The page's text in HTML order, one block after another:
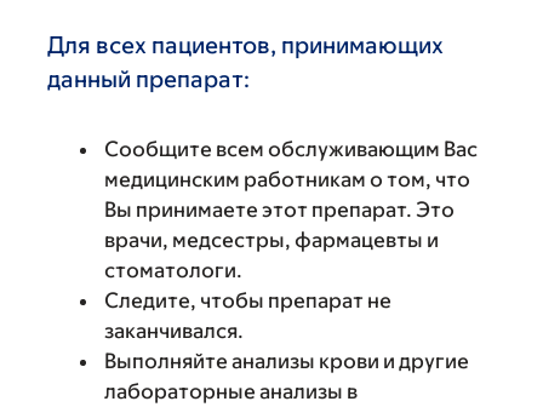
Для всех пациентов, принимающих
данный препарат:
Сообщите всем обслуживающим Вас
медицинским работникам о том, что
Вы принимаете этот препарат. Это
врачи, медсестры, фармацевты и
стоматологи.
Следите, чтобы препарат не
заканчивался.
Выполняйте анализы крови и другие
лабораторные анализы в